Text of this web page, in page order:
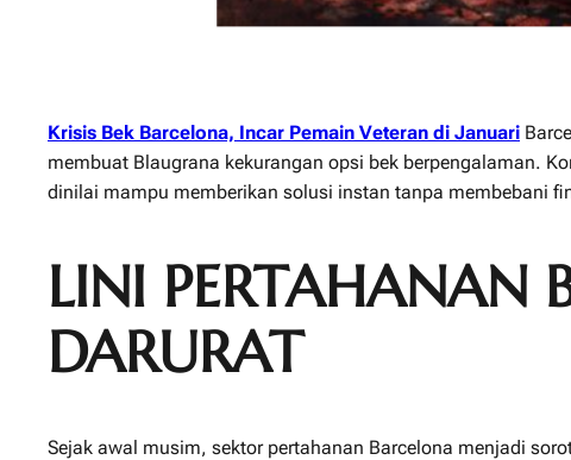
Krisis Bek Barcelona, Incar Pemain Veteran di Januari
membuat Blaugrana kekurangan opsi bek berpengalaman.
dinilai mampu memberikan solusi instan tanpa membebani
LINI PERTAHANAN
DARURAT
Sejak awal musim, sektor pertahanan Barcelona menjadi